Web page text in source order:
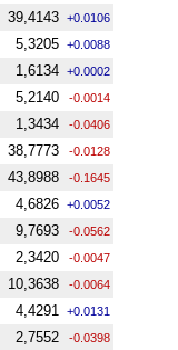
39,4143 +0.0106
5,3205 +0.0088
1,6134 +0.0002
5,2140 -0.0014
1,3434 -0.0406
38,7773 -0.0128
43,8988 -0.1645
4,6826 +0.0052
9,7693 -0.0562
2,3420 -0.0047
10,3638 -0.0064
4,4291 +0.0131
2,7552 -0.0398